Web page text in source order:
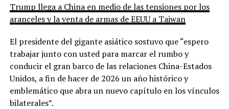
Trump llega a China en medio de las tensiones por los
aranceles y la venta de armas de EEUU a Taiwan
El presidente del gigante asiático sostuvo que “espero
trabajar junto con usted para marcar el rumbo y
conducir el gran barco de las relaciones China-Estados
Unidos, a fin de hacer de 2026 un año histórico y
emblemático que abra un nuevo capítulo en los vínculos
bilaterales”.